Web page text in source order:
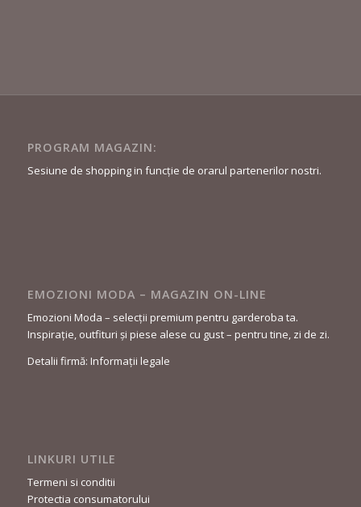
PROGRAM MAGAZIN:
Sesiune de shopping in funcție de orarul partenerilor nostri.
EMOZIONI MODA – MAGAZIN ON-LINE
Emozioni Moda – selecții premium pentru garderoba ta.
Inspirație, outfituri și piese alese cu gust – pentru tine, zi de zi.
Detalii firmă: Informații legale
LINKURI UTILE
Termeni si conditii
Protectia consumatorului